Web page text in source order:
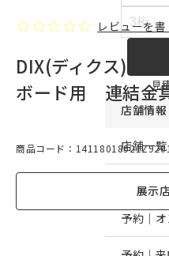
見
店舗情報
店舗一覧
店舗か
予約｜
レビューを書
DIX(ディクス) キ
ボード用 連結金
商品コード：14118018921Z9201
展示